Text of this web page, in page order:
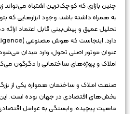
چنین بازاری که کوچک‌ترین اشتباه
به همراه داشته باشد، وجود ابزارهایی که
تحلیل عمیق و پیش‌بینی قابل اعتماد ارائه
عنوان موتور اصلی تحول، وارد میدان می‌شود
املاک و پروژه‌های ساختمانی را دگرگون
صنعت املاک و ساختمان همواره یکی از
بخش‌های اقتصادی در جهان بوده است.
ماهیت پیچیده، وابستگی به عوامل